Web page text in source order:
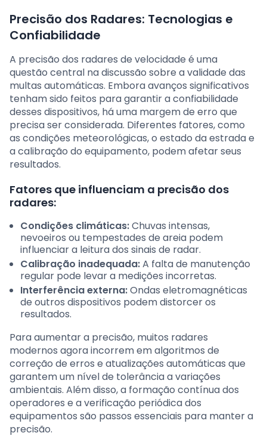
Precisão dos Radares: Tecnologias e
Confiabilidade
A precisão dos radares de velocidade é uma
questão central na discussão sobre a validade das
multas automáticas. Embora avanços significativos
tenham sido feitos para garantir a confiabilidade
desses dispositivos, há uma margem de erro que
precisa ser considerada. Diferentes fatores, como
as condições meteorológicas, o estado da estrada e
a calibração do equipamento, podem afetar seus
resultados.
Fatores que influenciam a precisão dos
radares:
Condições climáticas:Chuvas intensas,
nevoeiros ou tempestades de areia podem
influenciar a leitura dos sinais de radar.
Calibração inadequada:A falta de manutenção
regular pode levar a medições incorretas.
Interferência externa:Ondas eletromagnéticas
de outros dispositivos podem distorcer os
resultados.
Para aumentar a precisão, muitos radares
modernos agora incorrem em algoritmos de
correção de erros e atualizações automáticas que
garantem um nível de tolerância a variações
ambientais. Além disso, a formação contínua dos
operadores e a verificação periódica dos
equipamentos são passos essenciais para manter a
precisão.